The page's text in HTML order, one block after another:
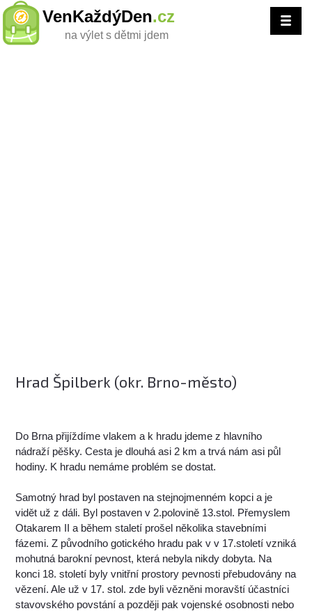
VenKaždýDen.cz
na výlet s dětmi jdem
Hrad Špilberk (okr. Brno-město)
Do Brna přijíždíme vlakem a k hradu jdeme z hlavního
nádraží pěšky. Cesta je dlouhá asi 2 km a trvá nám asi půl
hodiny. K hradu nemáme problém se dostat.
Samotný hrad byl postaven na stejnojmenném kopci a je
vidět už z dáli. Byl postaven v 2.polovině 13.stol. Přemyslem
Otakarem II a během staletí prošel několika stavebními
fázemi. Z původního gotického hradu pak v v 17.století vzniká
mohutná barokní pevnost, která nebyla nikdy dobyta. Na
konci 18. století byly vnitřní prostory pevnosti přebudovány na
vězení. Ale už v 17. stol. zde byli vězněni moravští účastníci
stavovského povstání a později pak vojenské osobnosti nebo